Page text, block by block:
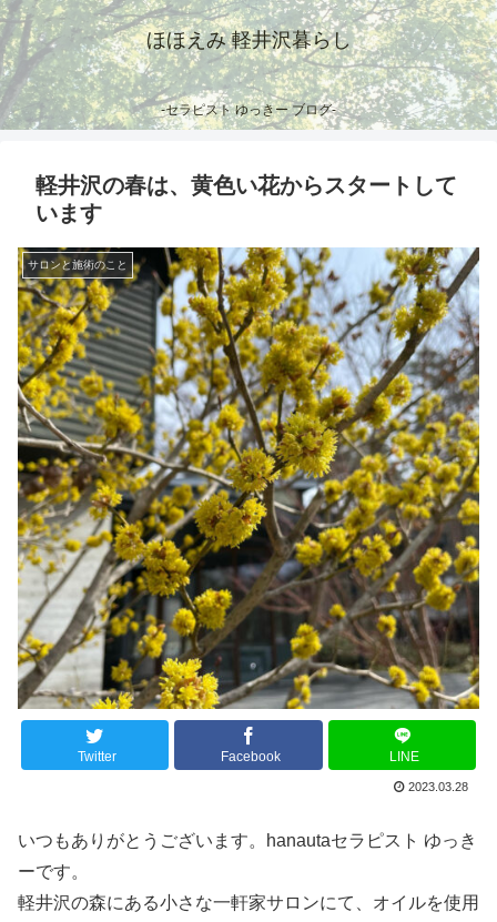
ほほえみ 軽井沢暮らし
-セラピスト ゆっきー ブログ-
軽井沢の春は、黄色い花からスタートして
います
サロンと施術のこと
Twitter Facebook LINE
2023.03.28
いつもありがとうございます。hanautaセラピスト ゆっき
ーです。
軽井沢の森にある小さな一軒家サロンにて、オイルを使用